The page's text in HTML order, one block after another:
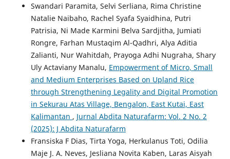
Swandari Paramita, Selvi Serliana, Rima Christine
Natalie Naibaho, Rachel Syafa Syaidhina, Putri
Patrisia, Ni Made Karmini Belva Sardjitha, Jumiati
Rongre, Farhan Mustaqim Al-Qadhri, Alya Aditia
Zalianti, Nur Wahitdah, Prayoga Adhi Nugraha, Shary
Uly Actaviany Manalu, Empowerment of Micro, Small
and Medium Enterprises Based on Upland Rice
through Strengthening Legality and Digital Promotion
in Sekurau Atas Village, Bengalon, East Kutai, East
Kalimantan , Jurnal Abdita Naturafarm: Vol. 2 No. 2
(2025): J Abdita Naturafarm
Fransiska F Dias, Tirta Yoga, Herkulanus Toti, Odilia
Maje J. A. Neves, Jesliana Novita Kaben, Laras Aisyah